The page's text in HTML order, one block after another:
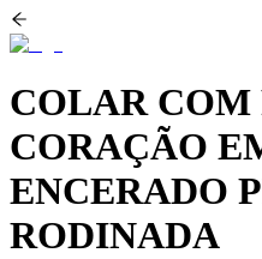
COLAR COM
CORAÇÃO
ENCERADO
RODINADA